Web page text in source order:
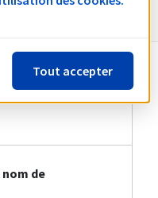
de
Tout accepter